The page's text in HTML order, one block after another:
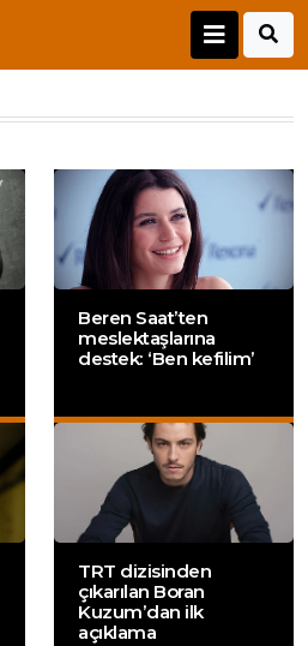
Beren Saat’ten
meslektaşlarına
destek: ‘Ben kefilim’
TRT dizisinden
çıkarılan Boran
Kuzum’dan ilk
açıklama